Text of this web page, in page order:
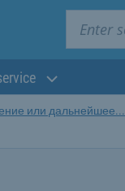
или дальнейшее...